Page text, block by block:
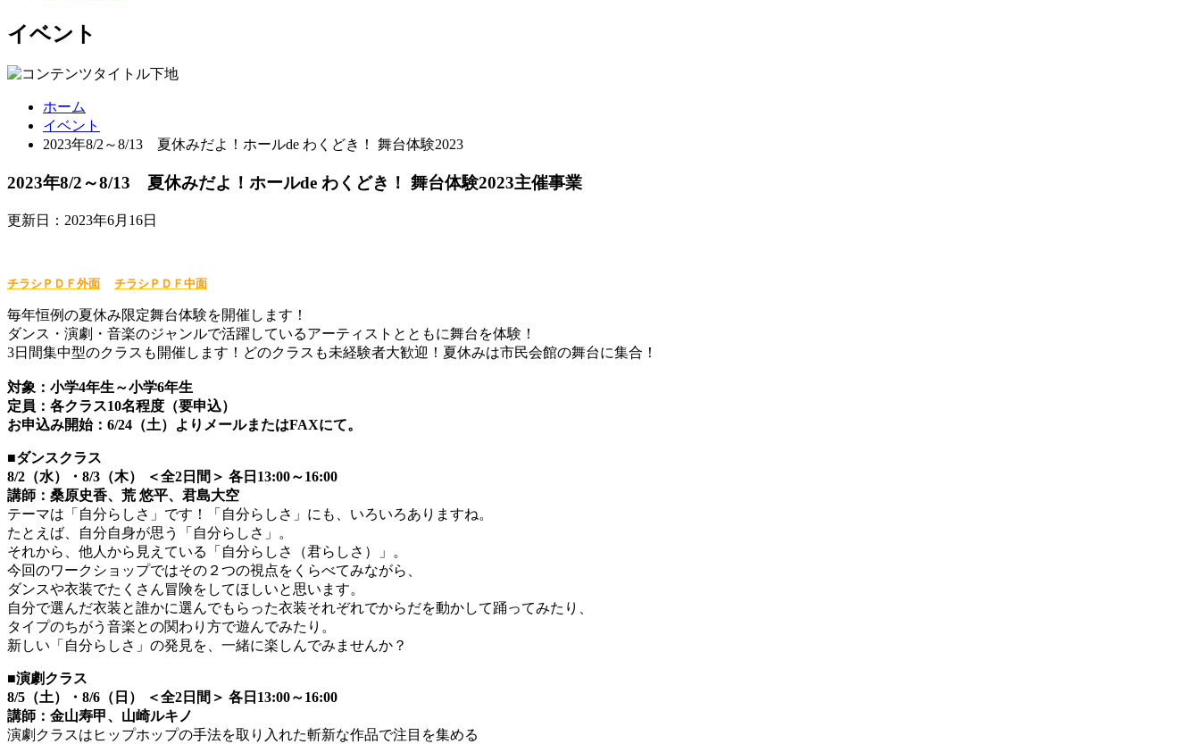
イベント
ホーム
イベント
2023年8/2～8/13 夏休みだよ！ホールde わくどき！ 舞台体験2023
2023年8/2～8/13 夏休みだよ！ホールde わくどき！ 舞台体験2023主催事業
更新日：2023年6月16日
チラシＰＤＦ外面 チラシＰＤＦ中面
毎年恒例の夏休み限定舞台体験を開催します！
ダンス・演劇・音楽のジャンルで活躍しているアーティストとともに舞台を体験！
3日間集中型のクラスも開催します！どのクラスも未経験者大歓迎！夏休みは市民会館の舞台に集合！
対象：小学4年生～小学6年生
定員：各クラス10名程度（要申込）
お申込み開始：6/24（土）よりメールまたはFAXにて。
■ダンスクラス
8/2（水）・8/3（木） ＜全2日間＞ 各日13:00～16:00
講師：桑原史香、荒 悠平、君島大空
テーマは「自分らしさ」です！「自分らしさ」にも、いろいろありますね。
たとえば、自分自身が思う「自分らしさ」。
それから、他人から見えている「自分らしさ（君らしさ）」。
今回のワークショップではその２つの視点をくらべてみながら、
ダンスや衣装でたくさん冒険をしてほしいと思います。
自分で選んだ衣装と誰かに選んでもらった衣装それぞれでからだを動かして踊ってみたり、
タイプのちがう音楽との関わり方で遊んでみたり。
新しい「自分らしさ」の発見を、一緒に楽しんでみませんか？
■演劇クラス
8/5 （土）・8/6（日） ＜全2日間＞ 各日 13:00～16:00
講師：金山寿甲、山崎ルキノ
演劇クラスはヒップホップの手法を取り入れた斬新な作品で注目を集める